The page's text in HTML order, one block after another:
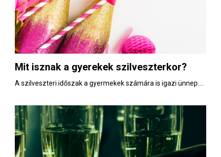
Mit isznak a gyerekek szilveszterkor?
A szilveszteri időszak a gyermekek számára is igazi ünnep....